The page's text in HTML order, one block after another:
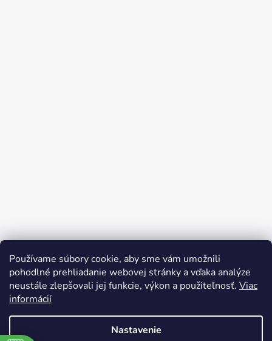
Používame súbory cookie, aby sme vám umožnili
pohodlné prehliadanie webovej stránky a vďaka analýze
neustále zlepšovali jej funkcie, výkon a použiteľnosť. Viac
informácií
Nastavenie